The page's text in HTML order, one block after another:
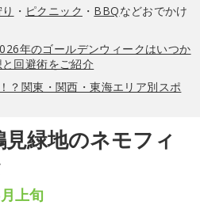
・ ピクニック ・ BBQなどおでかけ
年のゴールデンウィークはいつか
回避術をご紹介
？関東・関西・東海エリア別スポ
緑地のネモフィ
上旬